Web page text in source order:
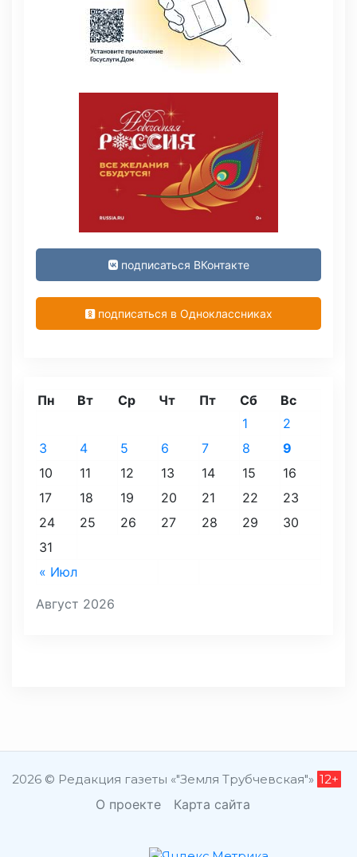
подписаться ВКонтакте
подписаться в Одноклассниках
Август 2026
Пн Вт Ср Чт Пт Сб Вс
« Июл
1
2
3
4 5 6 7 8
9
10
11 12 13 14 15
16
17
18 19 20 21 22
23
24
25 26 27 28 29
30
31
2026 © Редакция газеты «"Земля Трубчевская"» 12+
О проекте Карта сайта